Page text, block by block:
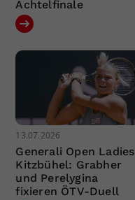
Achtelfinale
13.07.2026
Generali Open Ladies
Kitzbühel: Grabher
und Perelygina
fixieren ÖTV-Duell